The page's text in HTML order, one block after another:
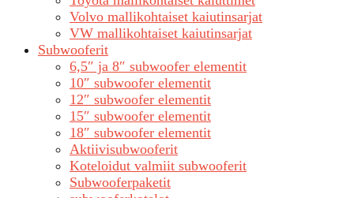
Volvo mallikohtaiset kaiutinsarjat
VW mallikohtaiset kaiutinsarjat
Subwooferit
6,5″ ja 8″ subwoofer elementit
10″ subwoofer elementit
12″ subwoofer elementit
15″ subwoofer elementit
18″ subwoofer elementit
Aktiivisubwooferit
Koteloidut valmiit subwooferit
Subwooferpaketit